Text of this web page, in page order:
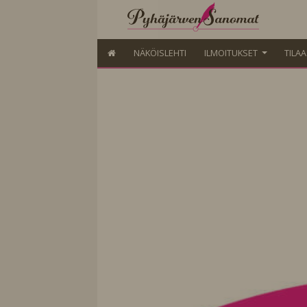
NÄKÖISLEHTI ILMOITUKSET